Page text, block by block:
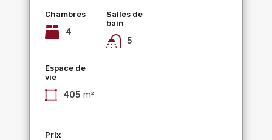
Chambres
4
Salles de
bain
5
Espace de
vie
405 m²
Prix